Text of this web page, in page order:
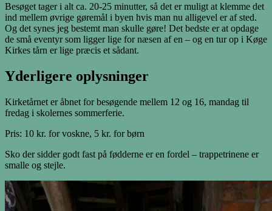
Besøget tager i alt ca. 20-25 minutter, så det er muligt at klemme det
ind mellem øvrige gøremål i byen hvis man nu alligevel er af sted.
Og det synes jeg bestemt man skulle gøre! Det bedste er at opdage
de små eventyr som ligger lige for næsen af en – og en tur op i Køge
Kirkes tårn er lige præcis et sådant.
Yderligere oplysninger
Kirketårnet er åbnet for besøgende mellem 12 og 16, mandag til
fredag i skolernes sommerferie.
Pris: 10 kr. for voskne, 5 kr. for børn
Sko der sidder godt fast på fødderne er en fordel – trappetrinene er
smalle og stejle.